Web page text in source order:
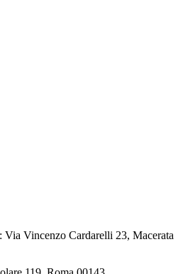
Vincenzo Cardarelli 23, Macerata